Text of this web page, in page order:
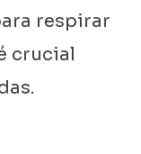
respirar
crucial